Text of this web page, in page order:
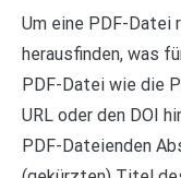
Um eine PDF-
herausfinden, was
PDF-Datei wie die
URL oder den DOI
PDF-Dateienden